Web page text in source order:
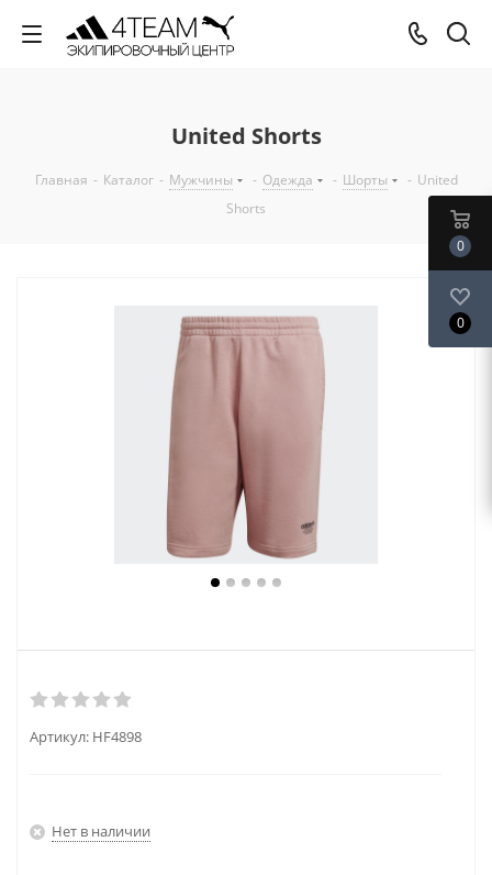
United Shorts
Главная - Каталог - Мужчины - Одежда - Шорты - United
Shorts
Артикул: HF4898
Нет в наличии
0
0